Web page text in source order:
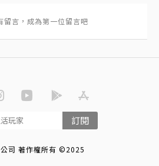
訂閱
司 著作權所有 ©2025